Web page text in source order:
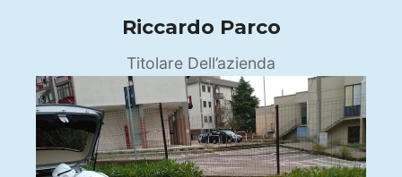
Riccardo Parco
Titolare Dell’azienda